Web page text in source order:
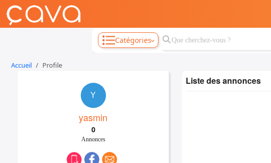
Catégories
Accueil Profile
Y
yasmin
0
Annonces
Liste des annonces